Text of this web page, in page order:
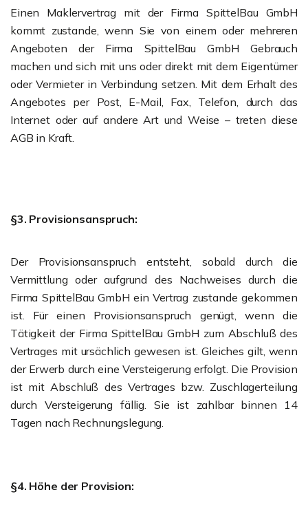
Einen Maklervertrag mit der Firma SpittelBau GmbH
kommt zustande, wenn Sie von einem oder mehreren
Angeboten der Firma SpittelBau GmbH Gebrauch
machen und sich mit uns oder direkt mit dem Eigentümer
oder Vermieter in Verbindung setzen. Mit dem Erhalt des
Angebotes per Post, E-Mail, Fax, Telefon, durch das
Internet oder auf andere Art und Weise – treten diese
AGB in Kraft.
§3. Provisionsanspruch:
Der Provisionsanspruch entsteht, sobald durch die
Vermittlung oder aufgrund des Nachweises durch die
Firma SpittelBau GmbH ein Vertrag zustande gekommen
ist. Für einen Provisionsanspruch genügt, wenn die
Tätigkeit der Firma SpittelBau GmbH zum Abschluß des
Vertrages mit ursächlich gewesen ist. Gleiches gilt, wenn
der Erwerb durch eine Versteigerung erfolgt. Die Provision
ist mit Abschluß des Vertrages bzw. Zuschlagerteilung
durch Versteigerung fällig. Sie ist zahlbar binnen 14
Tagen nach Rechnungslegung.
§4. Höhe der Provision: